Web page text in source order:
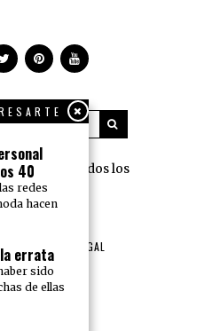
© 2018 Todos los
reservados.
USO Y AVISO LEGAL
DE PRIVACIDAD
40
redes
hacen
errata
sido
de ellas